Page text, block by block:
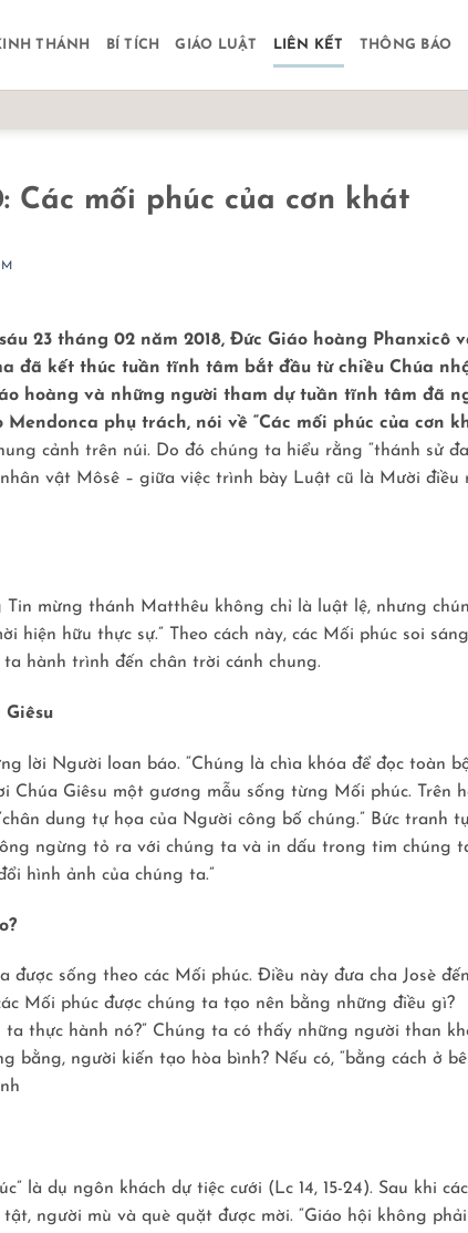
THÁNH BÍ TÍCH GIÁO LUẬT LIÊN KẾT THÔNG BÁO
Các mối phúc của cơn khát
23 tháng 02 năm 2018, Ðức Giáo hoàng Phanxicô
đã kết thúc tuần tĩnh tâm bắt đầu từ chiều Chúa
hoàng và những người tham dự tuần tĩnh tâm đã
phụ trách, nói về “Các mối phúc của cơn
cảnh trên núi. Do đó chúng ta hiểu rằng “thánh sử
vật Môsê – giữa việc trình bày Luật cũ là Mười điều
mừng thánh Matthêu không chỉ là luật lệ, nhưng
hiện hữu thực sự.” Theo cách này, các Mối phúc soi sáng
hành trình đến chân trời cánh chung.
lời Người loan báo. “Chúng là chìa khóa để đọc toàn
Chúa Giêsu một gương mẫu sống từng Mối phúc. Trên
dung tự họa của Người công bố chúng.” Bức tranh
ngừng tỏ ra với chúng ta và in dấu trong tim chúng
hình ảnh của chúng ta.”
được sống theo các Mối phúc. Ðiều này đưa cha Josè đến
Mối phúc được chúng ta tạo nên bằng những điều gì?
thực hành nó?” Chúng ta có thấy những người than
bằng, người kiến tạo hòa bình? Nếu có, “bằng cách ở
là dụ ngôn khách dự tiệc cưới (Lc 14, 15-24). Sau khi các
người mù và què quặt được mời. “Giáo hội không